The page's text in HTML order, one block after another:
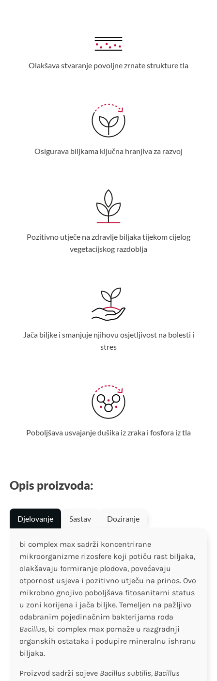
Olakšava stvaranje povoljne zrnate strukture tla
Osigurava biljkama ključna hranjiva za razvoj
Pozitivno utječe na zdravlje biljaka tijekom cijelog
vegetacijskog razdoblja
Jača biljke i smanjuje njihovu osjetljivost na bolesti i
stres
Poboljšava usvajanje dušika iz zraka i fosfora iz tla
Opis proizvoda:
Djelovanje Sastav Doziranje
bi complex max sadrži koncentrirane
mikroorganizme rizosfere koji potiču rast biljaka,
olakšavaju formiranje plodova, povećavaju
otpornost usjeva i pozitivno utječu na prinos. Ovo
mikrobno gnojivo poboljšava fitosanitarni status
u zoni korijena i jača biljke. Temeljen na pažljivo
odabranim pojedinačnim bakterijama roda
Bacillus, bi complex max pomaže u razgradnji
organskih ostataka i podupire mineralnu ishranu
biljaka.
Proizvod sadrži sojeve Bacillus subtilis, Bacillus